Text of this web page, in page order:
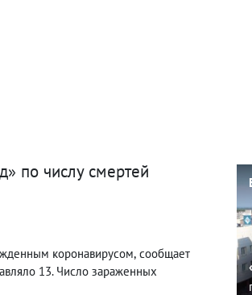
по числу смертей
коронавирусом, сообщает
13. Число зараженных